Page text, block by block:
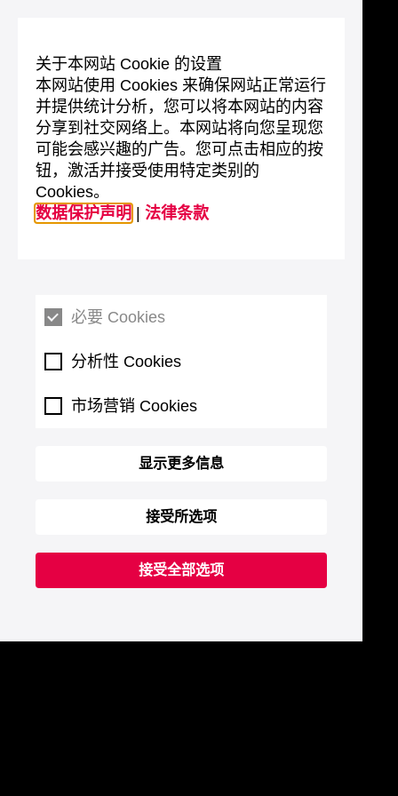
关于本网站 Cookie 的设置
本网站使用 Cookies 来确保网站正常运行
并提供统计分析，您可以将本网站的内容
分享到社交网络上。本网站将向您呈现您
可能会感兴趣的广告。您可点击相应的按
钮，激活并接受使用特定类别的
Cookies。
数据保护声明
法律条款
必要 Cookies
分析性 Cookies
市场营销 Cookies
显示更多信息
接受所选项
接受全部选项